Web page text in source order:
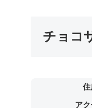
チョコ
住
ア